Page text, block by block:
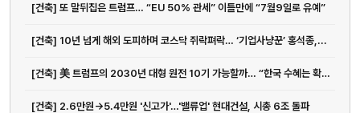
[건축] 또 말뒤집은 트럼프… “EU 50% 관세” 이틀만에 “7월9일로 유예”
[건축] 10년 넘게 해외 도피하며 코스닥 쥐락펴락… ‘기업사냥꾼’ 홍석종,...
[건축] 美 트럼프의 2030년 대형 원전 10기 가능할까… “한국 수혜는 확실”
[건축] 2.6만원→5.4만원 '신고가'…'밸류업' 현대건설, 시총 6조 돌파